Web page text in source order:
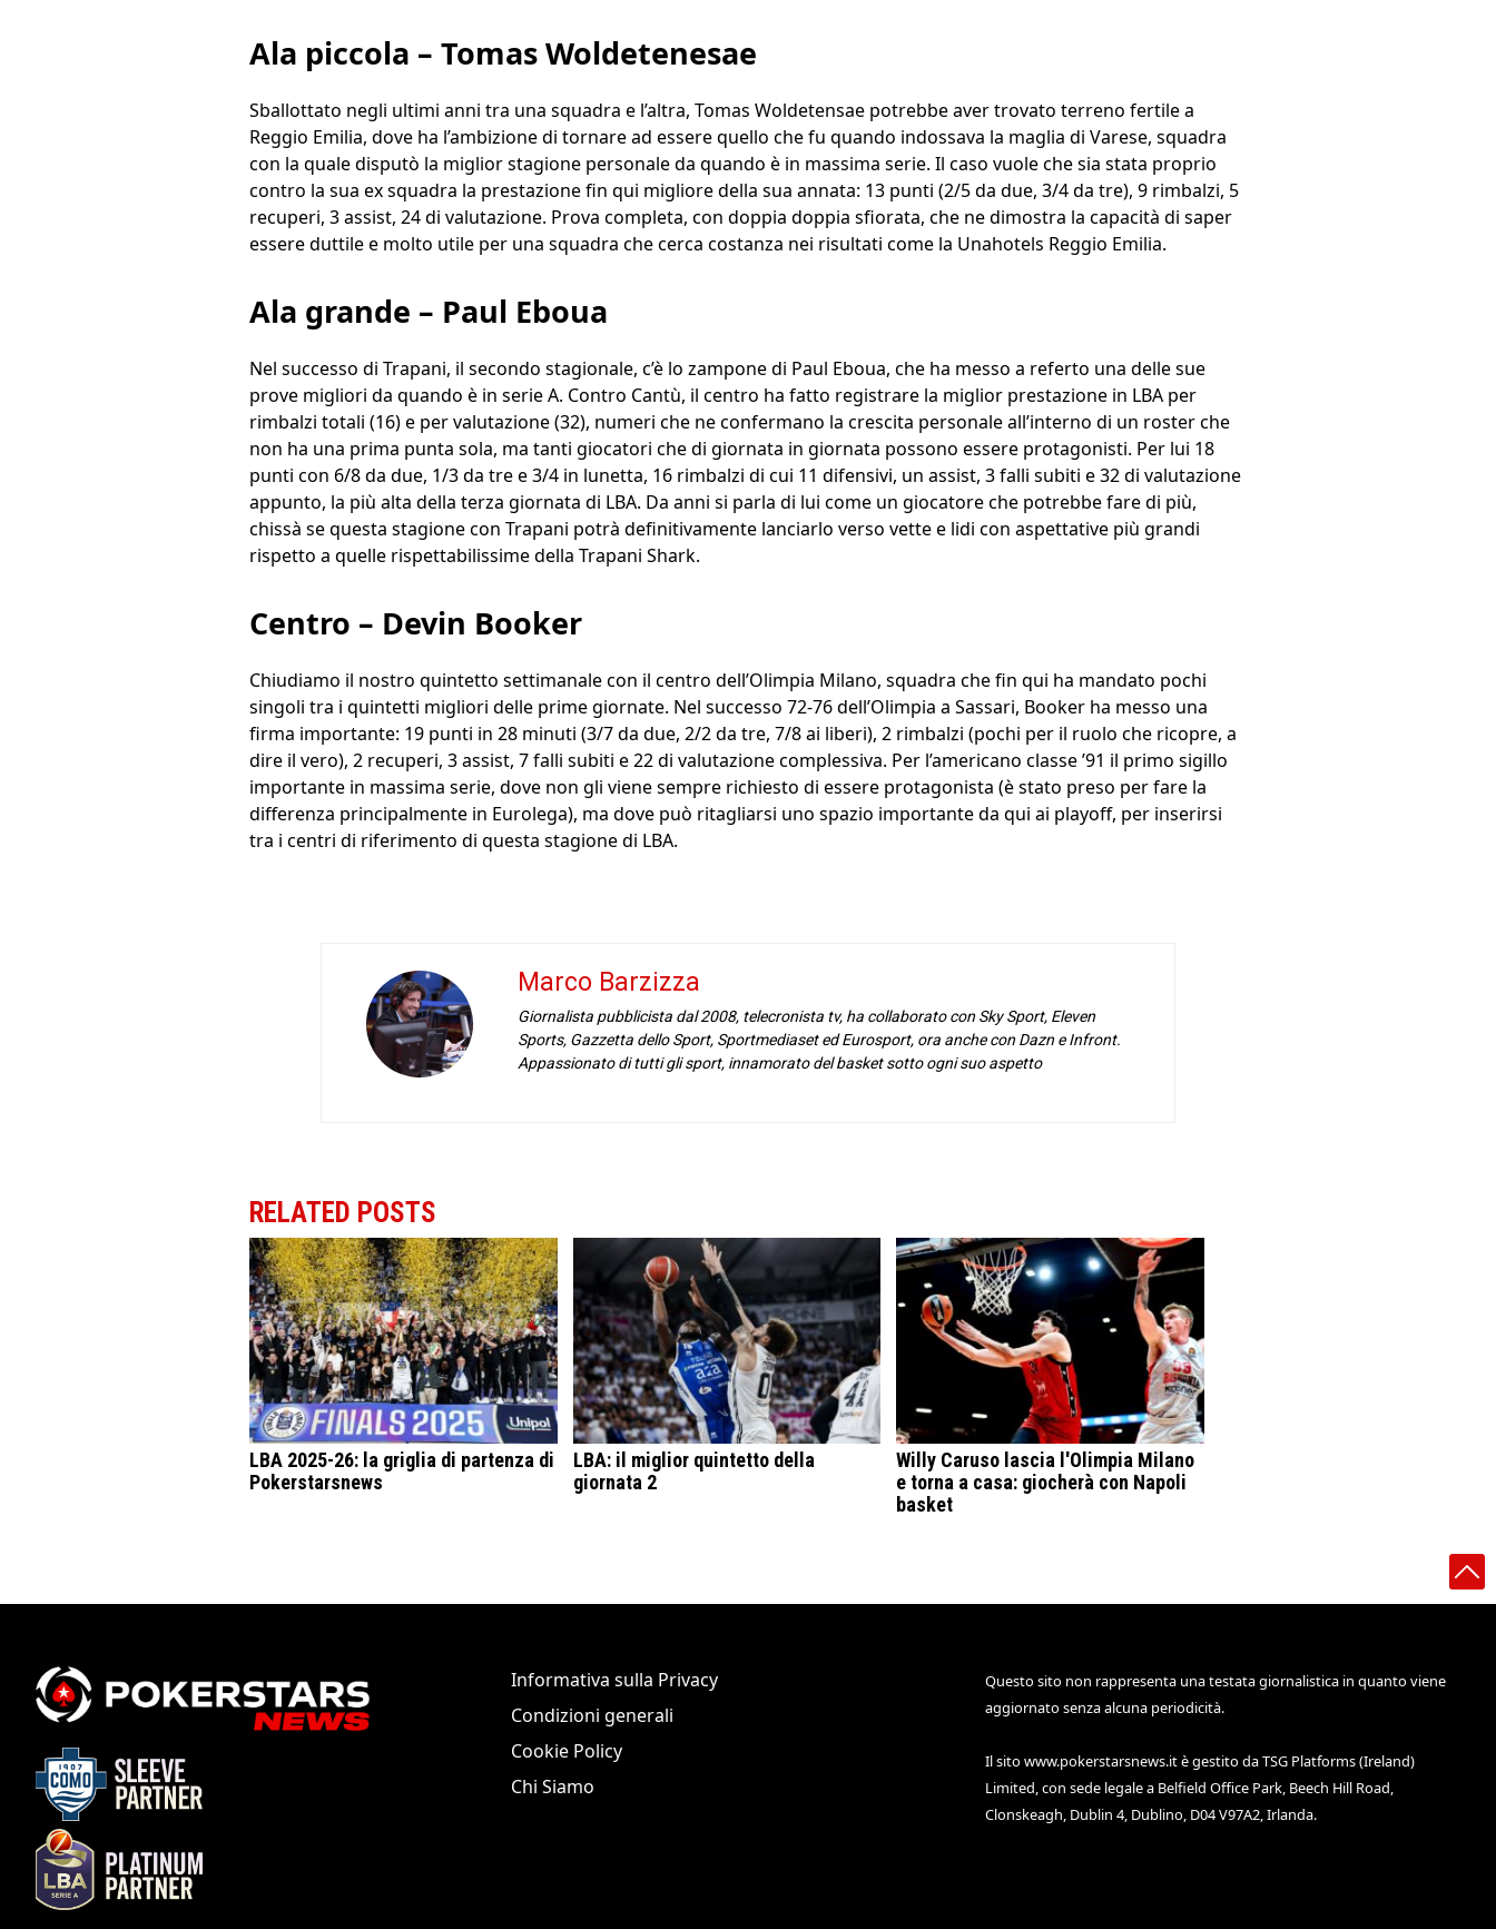
Ala piccola – Tomas Woldetenesae
Sballottato negli ultimi anni tra una squadra e l’altra, Tomas Woldetensae potrebbe aver trovato terreno fertile a
Reggio Emilia, dove ha l’ambizione di tornare ad essere quello che fu quando indossava la maglia di Varese, squadra
con la quale disputò la miglior stagione personale da quando è in massima serie. Il caso vuole che sia stata proprio
contro la sua ex squadra la prestazione fin qui migliore della sua annata: 13 punti (2/5 da due, 3/4 da tre), 9 rimbalzi, 5
recuperi, 3 assist, 24 di valutazione. Prova completa, con doppia doppia sfiorata, che ne dimostra la capacità di saper
essere duttile e molto utile per una squadra che cerca costanza nei risultati come la Unahotels Reggio Emilia.
Ala grande – Paul Eboua
Nel successo di Trapani, il secondo stagionale, c’è lo zampone di Paul Eboua, che ha messo a referto una delle sue
prove migliori da quando è in serie A. Contro Cantù, il centro ha fatto registrare la miglior prestazione in LBA per
rimbalzi totali (16) e per valutazione (32), numeri che ne confermano la crescita personale all’interno di un roster che
non ha una prima punta sola, ma tanti giocatori che di giornata in giornata possono essere protagonisti. Per lui 18
punti con 6/8 da due, 1/3 da tre e 3/4 in lunetta, 16 rimbalzi di cui 11 difensivi, un assist, 3 falli subiti e 32 di valutazione
appunto, la più alta della terza giornata di LBA. Da anni si parla di lui come un giocatore che potrebbe fare di più,
chissà se questa stagione con Trapani potrà definitivamente lanciarlo verso vette e lidi con aspettative più grandi
rispetto a quelle rispettabilissime della Trapani Shark.
Centro – Devin Booker
Chiudiamo il nostro quintetto settimanale con il centro dell’Olimpia Milano, squadra che fin qui ha mandato pochi
singoli tra i quintetti migliori delle prime giornate. Nel successo 72-76 dell’Olimpia a Sassari, Booker ha messo una
firma importante: 19 punti in 28 minuti (3/7 da due, 2/2 da tre, 7/8 ai liberi), 2 rimbalzi (pochi per il ruolo che ricopre, a
dire il vero), 2 recuperi, 3 assist, 7 falli subiti e 22 di valutazione complessiva. Per l’americano classe ’91 il primo sigillo
importante in massima serie, dove non gli viene sempre richiesto di essere protagonista (è stato preso per fare la
differenza principalmente in Eurolega), ma dove può ritagliarsi uno spazio importante da qui ai playoff, per inserirsi
tra i centri di riferimento di questa stagione di LBA.
Marco Barzizza
Giornalista pubblicista dal 2008, telecronista tv, ha collaborato con Sky Sport, Eleven
Sports, Gazzetta dello Sport, Sportmediaset ed Eurosport, ora anche con Dazn e Infront.
Appassionato di tutti gli sport, innamorato del basket sotto ogni suo aspetto
RELATED POSTS
LBA 2025-26: la griglia di partenza di
Pokerstarsnews
LBA: il miglior quintetto della
giornata 2
Willy Caruso lascia l'Olimpia Milano
e torna a casa: giocherà con Napoli
basket
Informativa sulla Privacy
Condizioni generali
Cookie Policy
Chi Siamo
Questo sito non rappresenta una testata giornalistica in quanto viene
aggiornato senza alcuna periodicità.
Il sitowww.pokerstarsnews.itè gestito da TSG Platforms (Ireland)
Limited, con sede legale a Belfield Office Park, Beech Hill Road,
Clonskeagh, Dublin 4, Dublino, D04 V97A2, Irlanda.